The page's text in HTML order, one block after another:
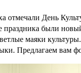
отмечали День
праздника были
маяки
Предлагаем вам